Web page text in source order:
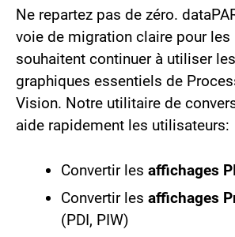
Ne repartez pas de zéro.
voie de migration claire pour
souhaitent continuer à utiliser
graphiques essentiels de
Vision. Notre utilitaire de
aide rapidement les utilisateurs:
Convertir les affichages
Convertir les affichages
(PDI, PIW)